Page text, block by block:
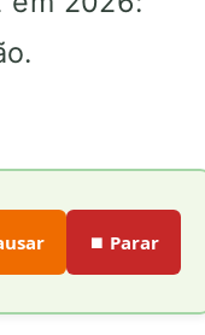
⏹️ Parar